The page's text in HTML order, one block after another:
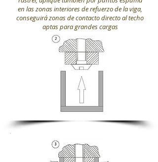
en las zonas interiores de refuerzo de la viga,
conseguirá zonas de contacto directo al techo
aptas para grandes cargas